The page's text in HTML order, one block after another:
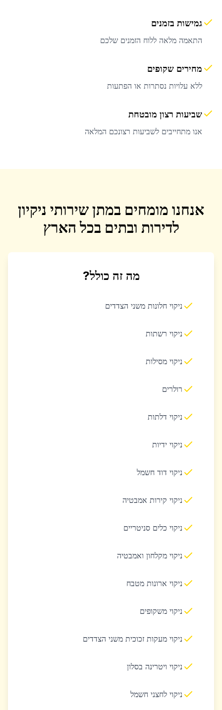
גמישות בזמנים
התאמה מלאה ללוח הזמנים שלכם
מחירים שקופים
ללא עלויות נסתרות או הפתעות
שביעות רצון מובטחת
אנו מתחייבים לשביעות רצונכם המלאה
אנחנו מומחים במתן שירותי ניקיון
לדירות ובתים בכל הארץ
מה זה כולל?
ניקוי חלונות משני הצדדים
ניקוי רשתות
ניקוי מסילות
רולרים
ניקוי דלתות
ניקוי ידיות
ניקוי דוד חשמל
ניקוי קירות אמבטיה
ניקוי כלים סניטריים
ניקוי מקלחון ואמבטיה
ניקוי ארונות מטבח
ניקוי משקופים
ניקוי מעקות זכוכית משני הצדדים
ניקוי ויטרינה בסלון
ניקוי לחצני חשמל